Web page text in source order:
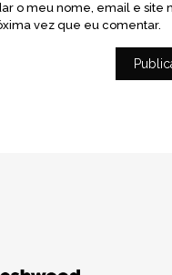
o meu nome, email e site
vez que eu comentar.